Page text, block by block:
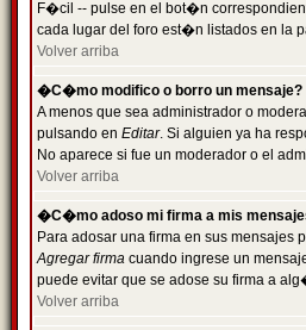
F�cil -- pulse en el bot�n
cada lugar del foro est�n listados en la
Volver arriba
�C�mo modifico o borro un mensaje?
A menos que sea administrador o
pulsando en Editar. Si alguien ya ha
No aparece si fue un moderador o el
Volver arriba
�C�mo adoso mi firma a mis
Para adosar una firma en sus
Agregar firma cuando ingrese un
puede evitar que se adose su firma a
Volver arriba